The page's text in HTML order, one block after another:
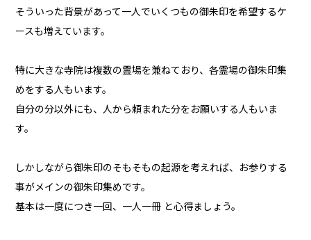
そういった背景があって一人でいくつもの御朱印を希望するケ
ースも増えています。
特に大きな寺院は複数の霊場を兼ねており、各霊場の御朱印集
めをする人もいます。
自分の分以外にも、人から頼まれた分をお願いする人もいま
す。
しかしながら御朱印のそもそもの起源を考えれば、お参りする
事がメインの御朱印集めです。
基本は一度につき一回、一人一冊 と心得ましょう。